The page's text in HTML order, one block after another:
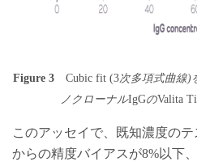
Figure 3 Cubic fit (3次多項式曲線)
ノクローナルIgGのValita
このアッセイで、既知濃度の
からの精度バイアスが8%以下